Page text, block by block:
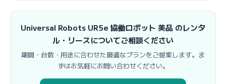
Universal Robots UR5e 協働ロボット 美品 のレンタ
ル・リースについてご相談ください
期間・台数・用途に合わせた最適なプランをご提案します。ま
ずはお気軽にお問い合わせください。